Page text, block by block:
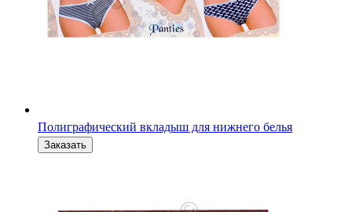
Полиграфический вкладыш для нижнего белья